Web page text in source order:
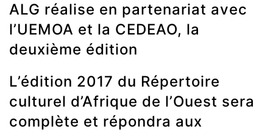
ALG réalise en partenariat avec
l’UEMOA et la CEDEAO, la
deuxième édition
L’édition 2017 du Répertoire
culturel d’Afrique de l’Ouest sera
complète et répondra aux